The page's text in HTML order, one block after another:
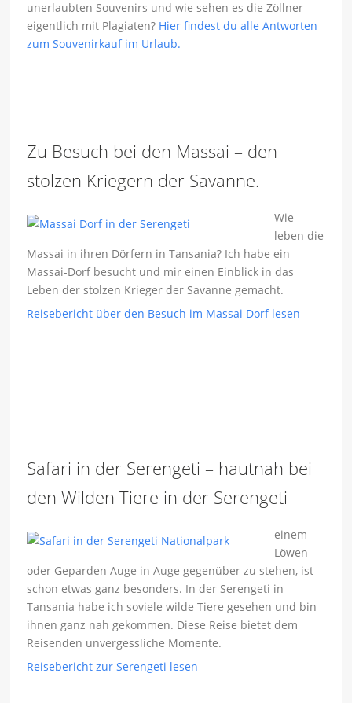
unerlaubten Souvenirs und wie sehen es die Zöllner
eigentlich mit Plagiaten? Hier findest du alle Antworten
zum Souvenirkauf im Urlaub.
Zu Besuch bei den Massai – den
stolzen Kriegern der Savanne.
Wie
leben die
Massai in ihren Dörfern in Tansania? Ich habe ein
Massai-Dorf besucht und mir einen Einblick in das
Leben der stolzen Krieger der Savanne gemacht.
Reisebericht über den Besuch im Massai Dorf lesen
Safari in der Serengeti – hautnah bei
den Wilden Tiere in der Serengeti
einem
Löwen
oder Geparden Auge in Auge gegenüber zu stehen, ist
schon etwas ganz besonders. In der Serengeti in
Tansania habe ich soviele wilde Tiere gesehen und bin
ihnen ganz nah gekommen. Diese Reise bietet dem
Reisenden unvergessliche Momente.
Reisebericht zur Serengeti lesen